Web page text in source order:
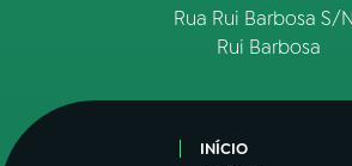
Rua Rui Barbosa S/
Rui Barbosa
INÍCIO